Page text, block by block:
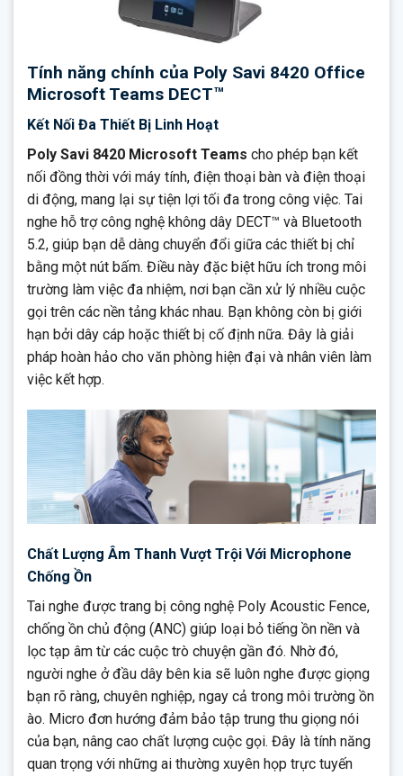
Tính năng chính của Poly Savi 8420 Office
Microsoft Teams DECT™
Kết Nối Đa Thiết Bị Linh Hoạt
Poly Savi 8420 Microsoft Teams cho phép bạn kết
nối đồng thời với máy tính, điện thoại bàn và điện thoại
di động, mang lại sự tiện lợi tối đa trong công việc. Tai
nghe hỗ trợ công nghệ không dây DECT™ và Bluetooth
5.2, giúp bạn dễ dàng chuyển đổi giữa các thiết bị chỉ
bằng một nút bấm. Điều này đặc biệt hữu ích trong môi
trường làm việc đa nhiệm, nơi bạn cần xử lý nhiều cuộc
gọi trên các nền tảng khác nhau. Bạn không còn bị giới
hạn bởi dây cáp hoặc thiết bị cố định nữa. Đây là giải
pháp hoàn hảo cho văn phòng hiện đại và nhân viên làm
việc kết hợp.
Chất Lượng Âm Thanh Vượt Trội Với Microphone
Chống Ồn
Tai nghe được trang bị công nghệ Poly Acoustic Fence,
chống ồn chủ động (ANC) giúp loại bỏ tiếng ồn nền và
lọc tạp âm từ các cuộc trò chuyện gần đó. Nhờ đó,
người nghe ở đầu dây bên kia sẽ luôn nghe được giọng
bạn rõ ràng, chuyên nghiệp, ngay cả trong môi trường ồn
ào. Micro đơn hướng đảm bảo tập trung thu giọng nói
của bạn, nâng cao chất lượng cuộc gọi. Đây là tính năng
quan trọng với những ai thường xuyên họp trực tuyến